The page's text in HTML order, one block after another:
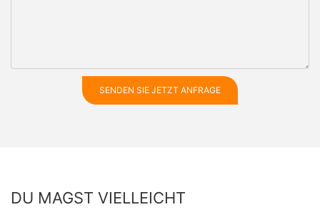
SENDEN SIE JETZT ANFRAGE
DU MAGST VIELLEICHT